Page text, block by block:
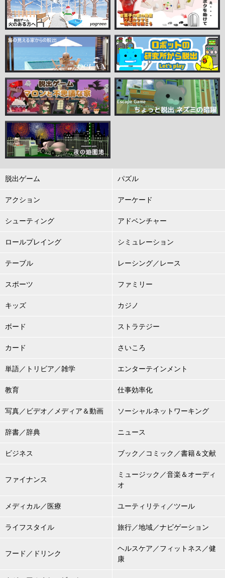
脱出ゲーム パズル
アクション アーケード
シューティング アドベンチャー
ロールプレイング シミュレーション
テーブル レーシング／レース
スポーツ ファミリー
キッズ カジノ
ボード ストラテジー
カード さいころ
単語／トリビア／雑学 エンターテインメント
教育 仕事効率化
写真／ビデオ／メディア＆動画 ソーシャルネットワーキング
辞書／辞典 ニュース
ビジネス ブック／コミック／書籍＆文献
ファイナンス
ミュージック／音楽＆オーディ
オ
メディカル／医療 ユーティリティ／ツール
ライフスタイル 旅行／地域／ナビゲーション
フード／ドリンク
ヘルスケア／フィットネス／健
康